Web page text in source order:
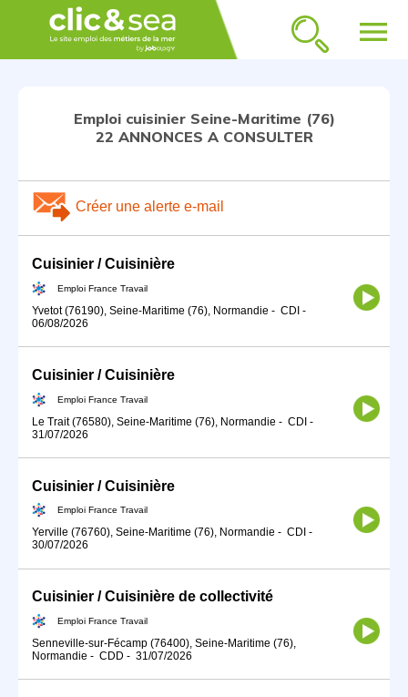
menu
Emploi cuisinier Seine-Maritime (76)
22 ANNONCES A CONSULTER
Créer une alerte e-mail
Cuisinier / Cuisinière
Emploi France Travail
Yvetot (76190), Seine-Maritime (76), Normandie - CDI -
06/08/2026
Cuisinier / Cuisinière
Emploi France Travail
Le Trait (76580), Seine-Maritime (76), Normandie - CDI -
31/07/2026
Cuisinier / Cuisinière
Emploi France Travail
Yerville (76760), Seine-Maritime (76), Normandie - CDI -
30/07/2026
Cuisinier / Cuisinière de collectivité
Emploi France Travail
Senneville-sur-Fécamp (76400), Seine-Maritime (76),
Normandie - CDD - 31/07/2026